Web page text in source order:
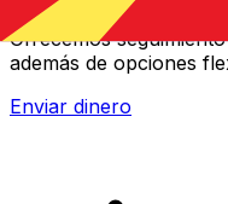
Envíe dinero en línea
Ofrecemos
además de opciones
Enviar dinero